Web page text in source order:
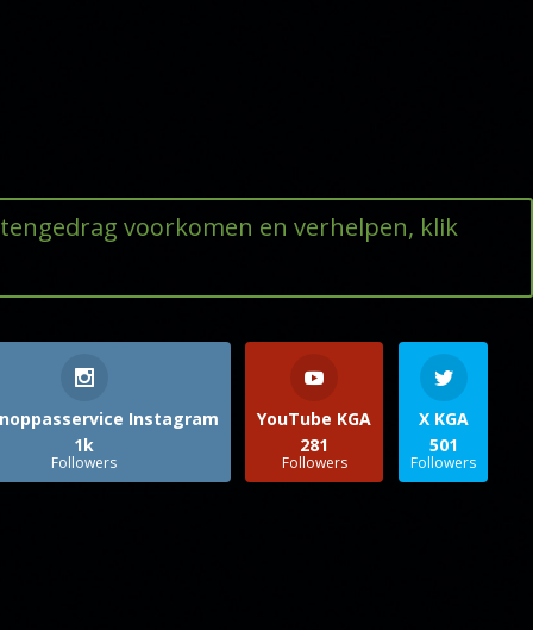
voorkomen en verhelpen, klik
Instagram
1k
Followers
YouTube KGA
281
Followers
X KGA
501
Followers